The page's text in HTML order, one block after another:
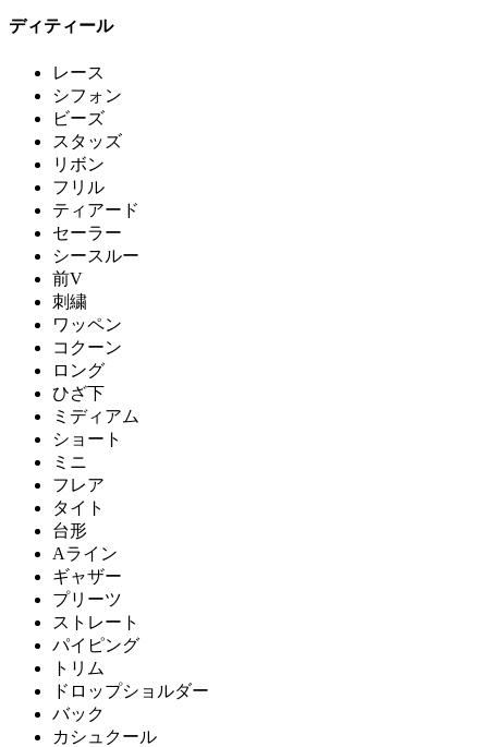
ディティール
レース
シフォン
ビーズ
スタッズ
リボン
フリル
ティアード
セーラー
シースルー
前V
刺繍
ワッペン
コクーン
ロング
ひざ下
ミディアム
ショート
ミニ
フレア
タイト
台形
Aライン
ギャザー
プリーツ
ストレート
パイピング
トリム
ドロップショルダー
バック
カシュクール